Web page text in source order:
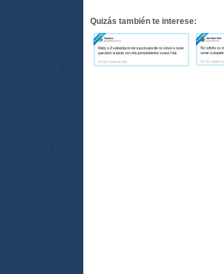
Quizás también te interese: